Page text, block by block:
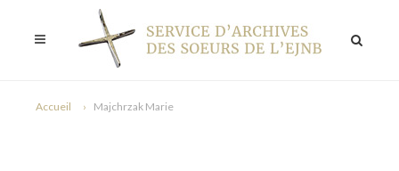
Accueil Majchrzak Marie